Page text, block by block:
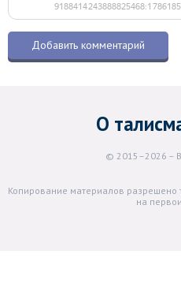
О
© 2015–2026 –
Копирование материалов разрешено
на